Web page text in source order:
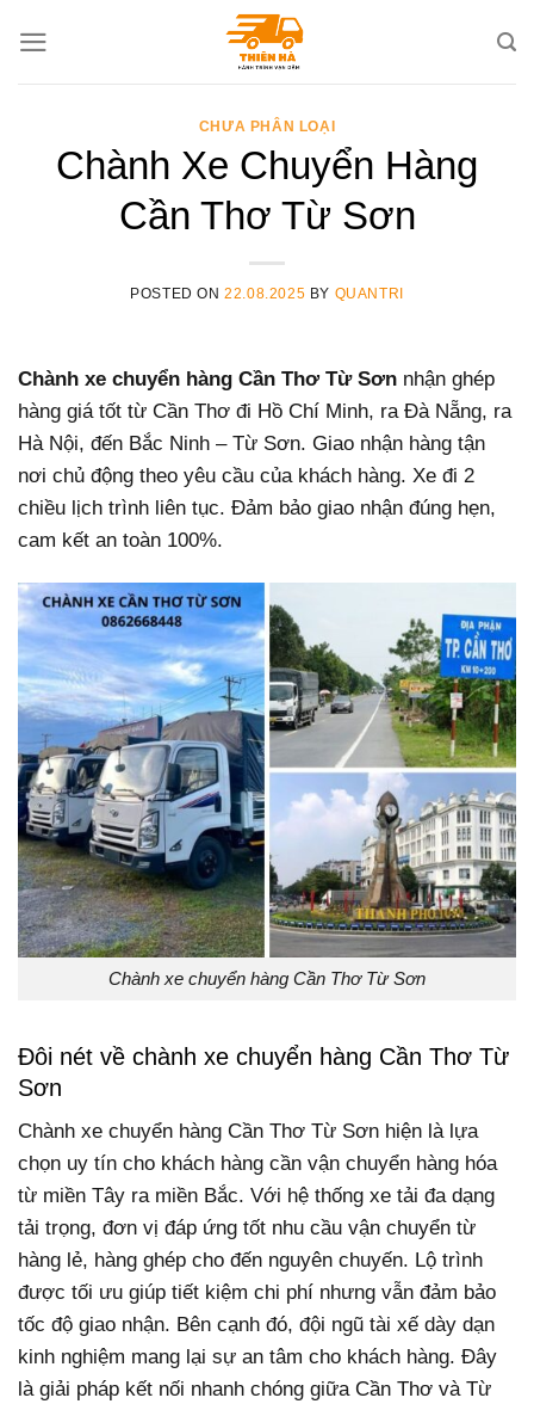
CHƯA PHÂN LOẠI
Chành Xe Chuyển Hàng
Cần Thơ Từ Sơn
POSTED ON22.08.2025 BY QUANTRI
Chành xe chuyển hàng Cần Thơ Từ Sơn nhận ghép
hàng giá tốt từ Cần Thơ đi Hồ Chí Minh, ra Đà Nẵng, ra
Hà Nội, đến Bắc Ninh – Từ Sơn. Giao nhận hàng tận
nơi chủ động theo yêu cầu của khách hàng. Xe đi 2
chiều lịch trình liên tục. Đảm bảo giao nhận đúng hẹn,
cam kết an toàn 100%.
Chành xe chuyển hàng Cần Thơ Từ Sơn
Đôi nét về chành xe chuyển hàng Cần Thơ Từ
Sơn
Chành xe chuyển hàng Cần Thơ Từ Sơn hiện là lựa
chọn uy tín cho khách hàng cần vận chuyển hàng hóa
từ miền Tây ra miền Bắc. Với hệ thống xe tải đa dạng
tải trọng, đơn vị đáp ứng tốt nhu cầu vận chuyển từ
hàng lẻ, hàng ghép cho đến nguyên chuyến. Lộ trình
được tối ưu giúp tiết kiệm chi phí nhưng vẫn đảm bảo
tốc độ giao nhận. Bên cạnh đó, đội ngũ tài xế dày dạn
kinh nghiệm mang lại sự an tâm cho khách hàng. Đây
là giải pháp kết nối nhanh chóng giữa Cần Thơ và Từ